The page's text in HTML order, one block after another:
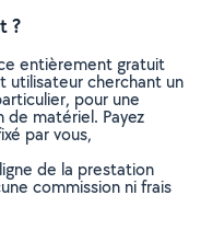
?
entièrement gratuit
utilisateur cherchant un
pour une
matériel. Payez
par vous,
de la prestation
commission ni frais